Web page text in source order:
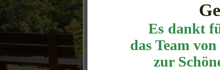
Es dankt
das Team
zur